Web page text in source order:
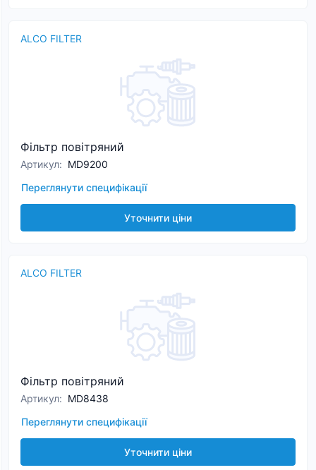
ALCO FILTER
Фільтр повітряний
Артикул: MD9200
Переглянути специфікації
Уточнити ціни
ALCO FILTER
Фільтр повітряний
Артикул: MD8438
Переглянути специфікації
Уточнити ціни